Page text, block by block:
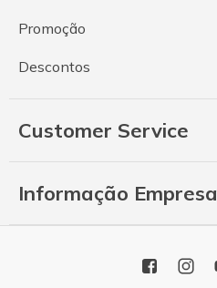
Promoção
Descontos
Customer Service
Informação Empresa